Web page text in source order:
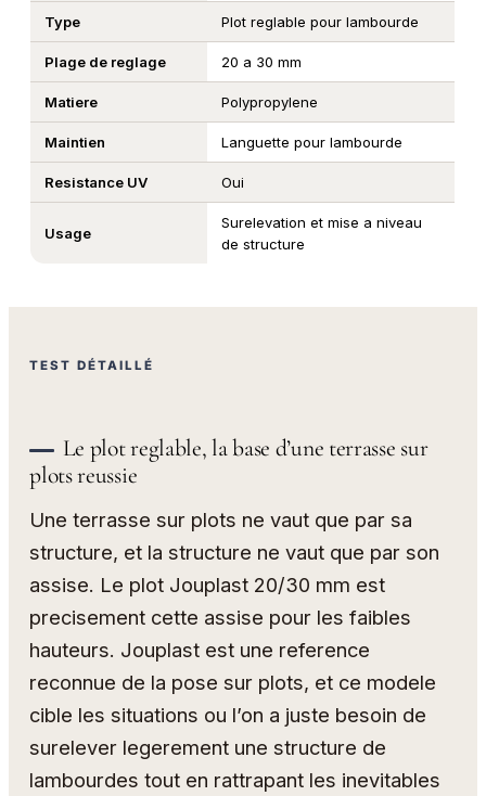
Type Plot reglable pour lambourde
Plage de reglage 20 a 30 mm
Matiere Polypropylene
Maintien Languette pour lambourde
Resistance UV Oui
Usage
Surelevation et mise a niveau
de structure
TEST DÉTAILLÉ
Le plot reglable, la base d’une terrasse sur
plots reussie
Une terrasse sur plots ne vaut que par sa
structure, et la structure ne vaut que par son
assise. Le plot Jouplast 20/30 mm est
precisement cette assise pour les faibles
hauteurs. Jouplast est une reference
reconnue de la pose sur plots, et ce modele
cible les situations ou l’on a juste besoin de
surelever legerement une structure de
lambourdes tout en rattrapant les inevitables